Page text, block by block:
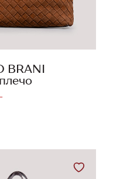
BRANI